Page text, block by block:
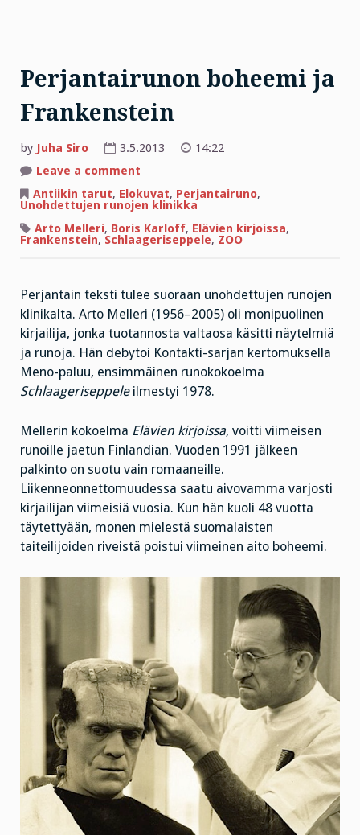
Perjantairunon boheemi ja
Frankenstein
by Juha Siro 3.5.2013
14:22
Leave a comment
boheemi
ja
Antiikin tarut, Elokuvat, Perjantairuno,
Unohdettujen runojen klinikka
Arto Melleri, Boris Karloff, Elävien kirjoissa,
Frankenstein, Schlaageriseppele, ZOO
Perjantain teksti tulee suoraan unohdettujen runojen
klinikalta. Arto Melleri (1956–2005) oli monipuolinen
kirjailija, jonka tuotannosta valtaosa käsitti näytelmiä
ja runoja. Hän debytoi Kontakti-sarjan kertomuksella
Meno-paluu, ensimmäinen runokokoelma
Schlaageriseppeleilmestyi 1978.
Mellerin kokoelma Elävien kirjoissa, voitti viimeisen
runoille jaetun Finlandian. Vuoden 1991 jälkeen
palkinto on suotu vain romaaneille.
Liikenneonnettomuudessa saatu aivovamma varjosti
kirjailijan viimeisiä vuosia. Kun hän kuoli 48 vuotta
täytettyään, monen mielestä suomalaisten
taiteilijoiden riveistä poistui viimeinen aito boheemi.